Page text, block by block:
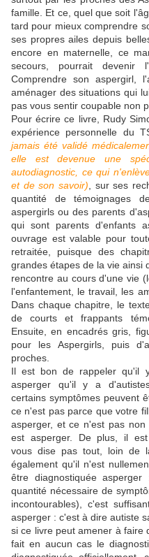
famille. Et ce, quel que soit
tard pour mieux comprendre
ses propres ailes depuis
encore en maternelle, ce
secours, pourrait
Comprendre son aspergirl,
aménager des situations qui
pas vous sentir coupable non
Pour écrire ce livre, Rudy
expérience personnelle du
jamais été validé
elle est devenue une
autodiagnostic, ce qui
et de son savoir) , sur ses
quantité de témoignages
aspergirls ou des parents
qui sont parents d'enfants
ouvrage est valable pour
retraitée, puisque des
grandes étapes de la vie ainsi
rencontre au cours d'une vie
l'enfantement, le travail, les
Dans chaque chapitre, le
de courts et frappants
Ensuite, en encadrés gris,
pour les Aspergirls, puis
proches.
Il est bon de rappeler qu'il
asperger qu'il y a
certains symptômes peuvent
ce n'est pas parce que votre
asperger, et ce n'est pas
est asperger. De plus, il
vous dise pas tout, loin de
également qu'il n'est
être diagnostiquée
quantité nécessaire de
incontourables), c'est
asperger : c'est à dire autiste
si ce livre peut amener à faire
fait en aucun cas le